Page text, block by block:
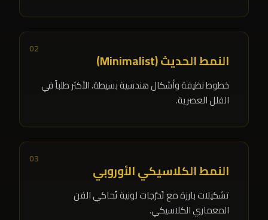
02
النمط الحديث (Minimalist)
خطوط نظيفة وأشكال هندسية بسيطة. الأكثر طلباً في
الفلل العصرية.
03
النمط الكلاسيكي الأوروبي
تشكيلات بارزة مع تَدرّجات لونية تُحاكي الفن
المعماري الكلاسيكي.